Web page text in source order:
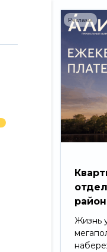
Жизнь
Реклама